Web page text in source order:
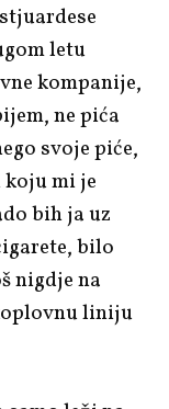
letu
kompanije,
ne pića
svoje piće,
mi je
bih ja uz
bilo
nigdje na
liniju